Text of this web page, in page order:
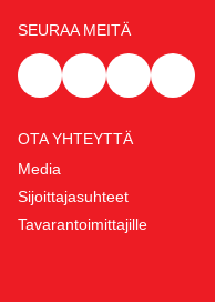
SEURAA MEITÄ
OTA YHTEYTTÄ
Media
Sijoittajasuhteet
Tavarantoimittajille